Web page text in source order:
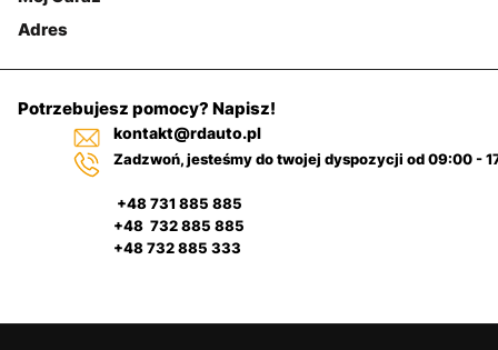
Adres
Potrzebujesz pomocy? Napisz!
kontakt@rdauto.pl
Zadzwoń, jesteśmy do twojej dyspozycji od 09:00 -
+48 731 885 885
+48 732 885 885
+48 732 885 333